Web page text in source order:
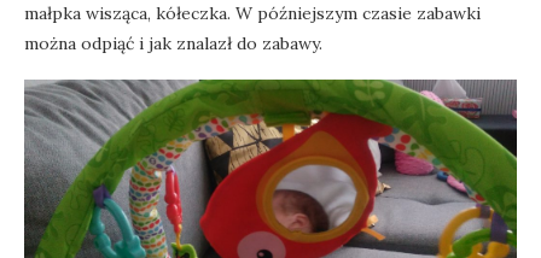
małpka wisząca, kółeczka. W późniejszym czasie zabawki
można odpiąć i jak znalazł do zabawy.